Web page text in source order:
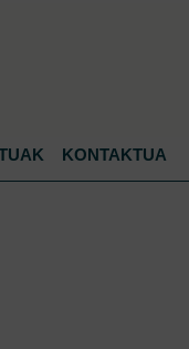
KONTAKTUA